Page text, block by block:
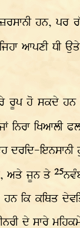
ਹਨ,
ਜਿਹਾ ਆਪਣੀ ਧੀ
ਰੂਪ ਹੋ ਸਕਦੇ ਹਨ
ਨਿਰਾ
ਦਰਦਿ-
ਅਤੇ ਜੂਨ ਤੇ25
ਕਿ ਕਥਿਤ
ਦੇ ਸਾਰੇ